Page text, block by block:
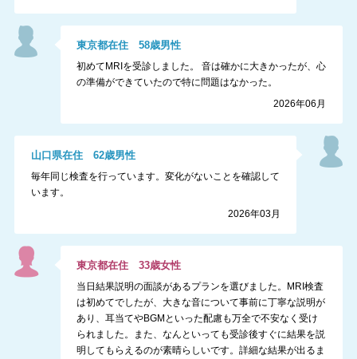
東京都在住58歳男性
初めてMRIを受診しました。 音は確かに大きかったが、心
の準備ができていたので特に問題はなかった。
2026年06月
山口県在住 62歳男性
毎年同じ検査を行っています。変化がないことを確認して
います。
2026年03月
東京都在住33歳女性
当日結果説明の面談があるプランを選びました。MRI検査
は初めてでしたが、大きな音について事前に丁寧な説明が
あり、耳当てやBGMといった配慮も万全で不安なく受け
られました。また、なんといっても受診後すぐに結果を説
明してもらえるのが素晴らしいです。詳細な結果が出るま